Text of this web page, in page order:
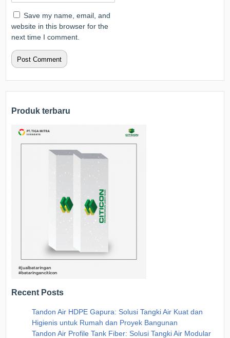
Save my name, email, and
website in this browser for the
next time I comment.
Produk terbaru
Recent Posts
Tandon Air HDPE Gapura: Solusi Tangki Air Kuat dan
Higienis untuk Rumah dan Proyek Bangunan
Tandon Air Profile Tank Fiber: Solusi Tangki Air Modular